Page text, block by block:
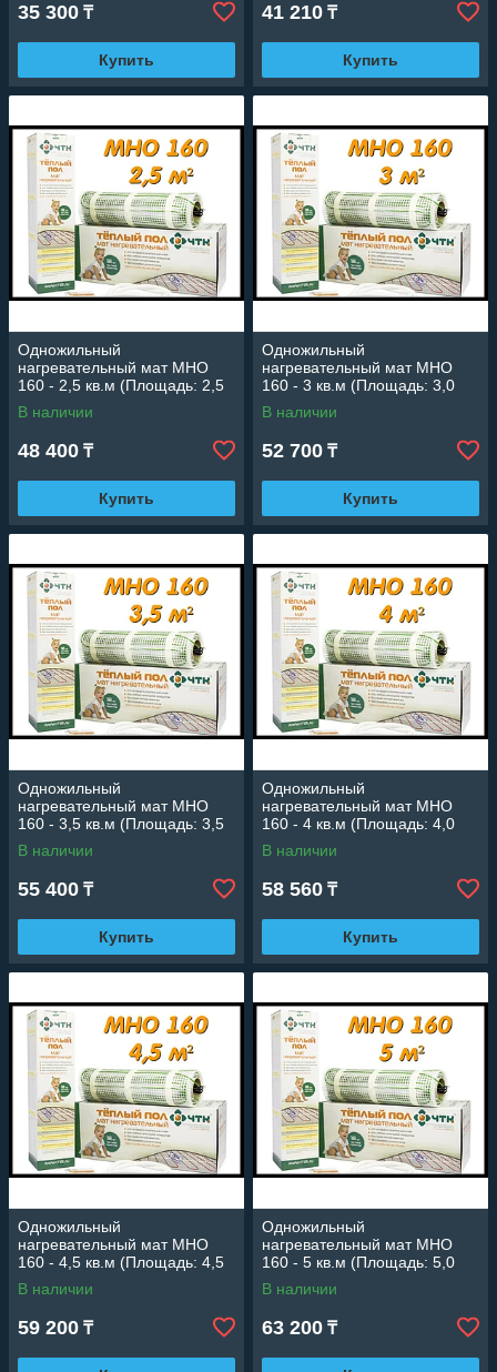
35 300 ₸
Купить
41 210 ₸
Купить
Одножильный
нагревательный мат МНО
160 - 2,5 кв.м (Площадь: 2,5
м2; мощность: 400 Вт)
В наличии
48 400 ₸
Купить
Одножильный
нагревательный мат МНО
160 - 3 кв.м (Площадь: 3,0
м2; мощность: 480 Вт)
В наличии
52 700 ₸
Купить
Одножильный
нагревательный мат МНО
160 - 3,5 кв.м (Площадь: 3,5
м2; мощность: 560 Вт)
В наличии
55 400 ₸
Купить
Одножильный
нагревательный мат МНО
160 - 4 кв.м (Площадь: 4,0
м2; мощность: 640 Вт)
В наличии
58 560 ₸
Купить
Одножильный
нагревательный мат МНО
160 - 4,5 кв.м (Площадь: 4,5
м2; мощность: 720 Вт)
В наличии
59 200 ₸
Одножильный
нагревательный мат МНО
160 - 5 кв.м (Площадь: 5,0
м2; мощность: 800 Вт)
В наличии
63 200 ₸